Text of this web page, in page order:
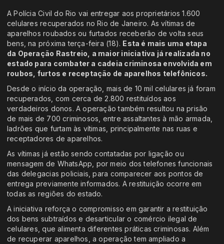
A Polícia Civil do Rio vai entregar aos proprietários 1.600
celulares recuperados no Rio de Janeiro. As vítimas de
aparelhos roubados ou furtados receberão de volta seus
bens, na próxima terça-feira (18). Esta é mais uma etapa
da Operação Rastreio, a maior iniciativa já realizada no
estado para combater a cadeia criminosa envolvida em
roubos, furtos e receptação de aparelhos telefônicos.
Desde o início da operação, mais de 10 mil celulares já foram
recuperados, com cerca de 2.800 restituídos aos
verdadeiros donos. A operação também resultou na prisão
de mais de 700 criminosos, entre assaltantes à mão armada,
ladrões que furtam às vítimas, principalmente nas ruas e
receptadores de aparelhos.
As vítimas já estão sendo contatadas por ligação ou
mensagem de WhatsApp, por meio dos telefones funcionais
das delegacias policiais, para comparecer aos pontos de
entrega previamente informados. A restituição ocorre em
todas as regiões do estado.
A iniciativa reforça o compromisso em garantir a restituição
dos bens subtraídos e desarticular o comércio ilegal de
celulares, que alimenta diferentes práticas criminosas. Além
de recuperar aparelhos, a operação tem ampliado a